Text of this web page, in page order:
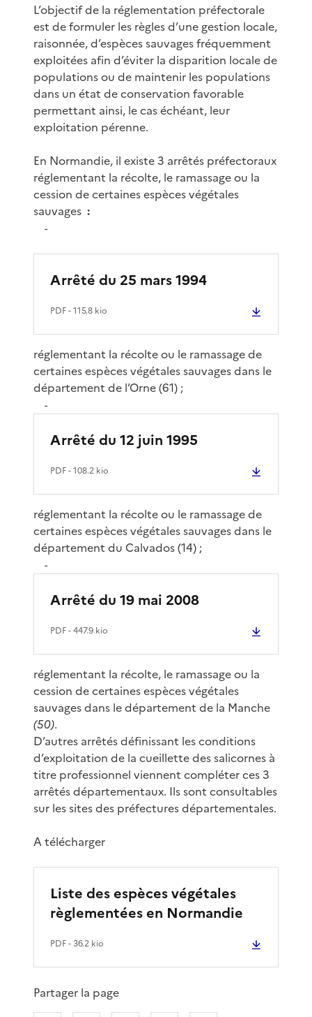
L’objectif de la réglementation préfectorale
est de formuler les règles d’une gestion locale,
raisonnée, d’espèces sauvages fréquemment
exploitées afin d’éviter la disparition locale de
populations ou de maintenir les populations
dans un état de conservation favorable
permettant ainsi, le cas échéant, leur
exploitation pérenne.
En Normandie, il existe 3 arrêtés préfectoraux
réglementant la récolte, le ramassage ou la
cession de certaines espèces végétales
sauvages :
-
Arrêté du 25 mars 1994
PDF- 115.8 kio
réglementant la récolte ou le ramassage de
certaines espèces végétales sauvages dans le
département de l’Orne (61) ;
-
Arrêté du 12 juin 1995
PDF- 108.2 kio
réglementant la récolte ou le ramassage de
certaines espèces végétales sauvages dans le
département du Calvados (14) ;
-
Arrêté du 19 mai 2008
PDF- 447.9 kio
réglementant la récolte, le ramassage ou la
cession de certaines espèces végétales
sauvages dans le département de la Manche
(50).
D’autres arrêtés définissant les conditions
d’exploitation de la cueillette des salicornes à
titre professionnel viennent compléter ces 3
arrêtés départementaux. Ils sont consultables
sur les sites des préfectures départementales.
A télécharger
Liste des espèces végétales
règlementées en Normandie
PDF- 36.2 kio
Partager la page